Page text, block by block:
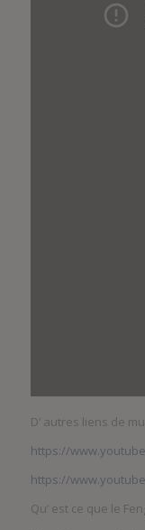
D’ autres liens de
https://
https://
Qu’ est ce que le